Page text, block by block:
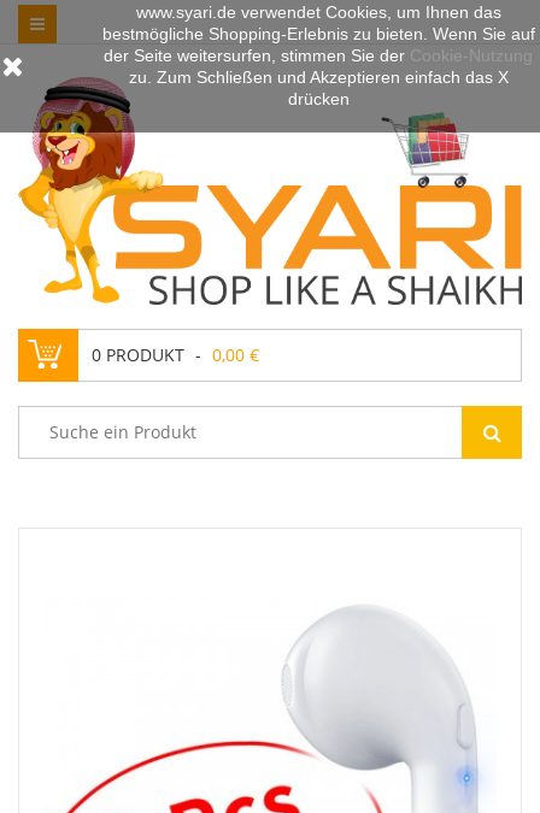
www.syari.de verwendet Cookies, um Ihnen das
bestmögliche Shopping-Erlebnis zu bieten. Wenn Sie auf
der Seite weitersurfen, stimmen Sie der Cookie-Nutzung
zu. Zum Schließen und Akzeptieren einfach das X
drücken
0 PRODUKT 0,00 €